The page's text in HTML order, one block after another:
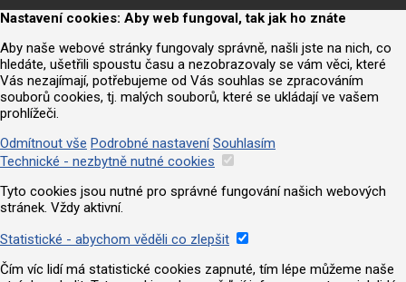
Nastavení cookies: Aby web fungoval, tak jak ho znáte
Aby naše webové stránky fungovaly správně, našli jste na nich, co
hledáte, ušetřili spoustu času a nezobrazovaly se vám věci, které
Vás nezajímají, potřebujeme od Vás souhlas se zpracováním
souborů cookies, tj. malých souborů, které se ukládají ve vašem
prohlížeči.
Odmítnout vše Podrobné nastavení Souhlasím
Technické - nezbytně nutné cookies
Tyto cookies jsou nutné pro správné fungování našich webových
stránek. Vždy aktivní.
Statistické - abychom věděli co zlepšit
Čím víc lidí má statistické cookies zapnuté, tím lépe můžeme naše